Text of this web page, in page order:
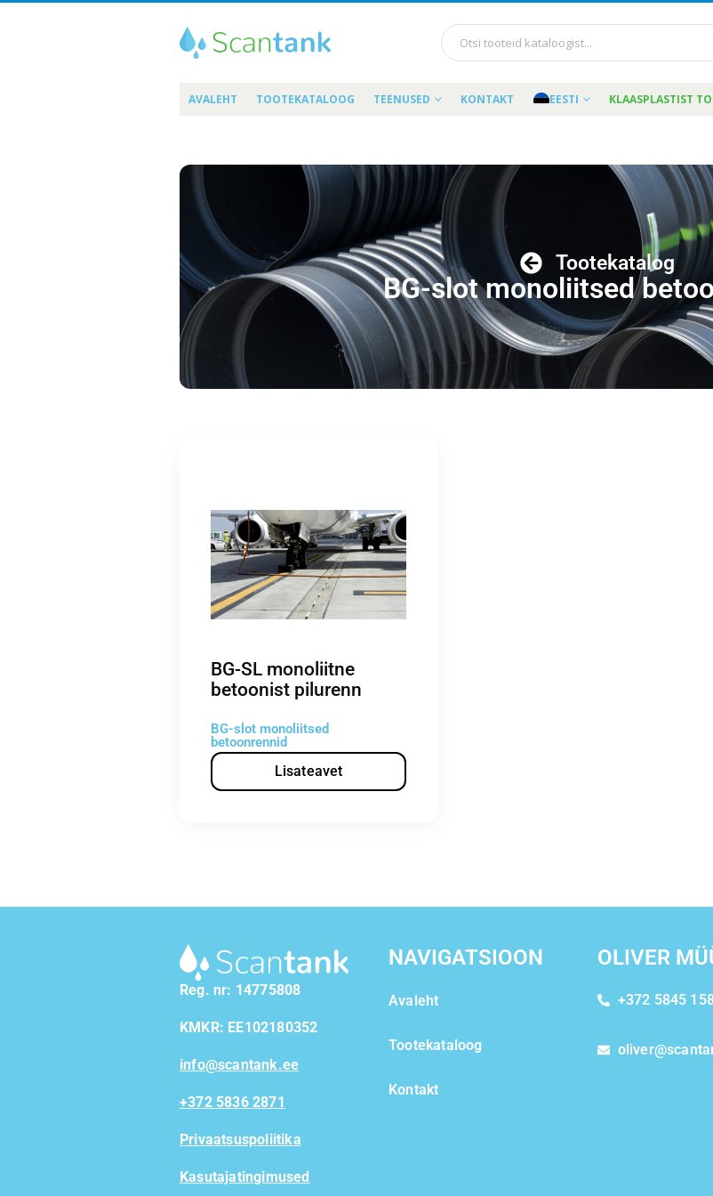
AVALEHT TOOTEKATALOOG TEENUSED KONTAKT EESTI KLAASPLASTIST
Tootekatalog
BG-slot monoliitsed
BG-SL monoliitne
betoonist pilurenn
BG-slot monoliitsed
betoonrennid
Lisateavet
Reg. nr: 14775808
KMKR: EE102180352
info@scantank.ee
+372 5836 2871
Privaatsuspoliitika
Kasutajatingimused
NAVIGATSIOON
Avaleht
Tootekataloog
Kontakt
OLIVER
+372 5845